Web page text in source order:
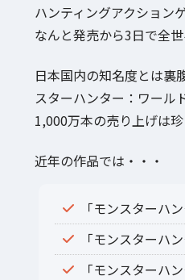
ハンティングアクション
なんと発売から3日で全
日本国内の知名度とは裏
スターハンター：ワール
1,000万本の売り上げは
近年の作品では・・・
「モンスターハ
「モンスターハ
「モンスターハ